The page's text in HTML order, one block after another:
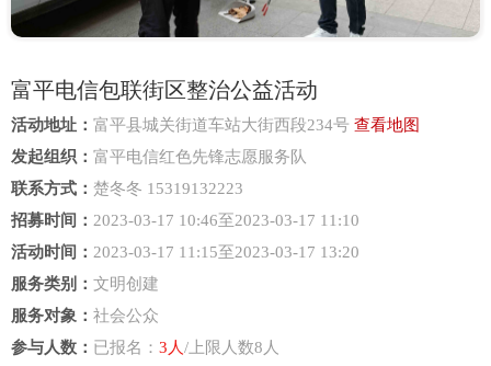
富平电信包联街区整治公益活动
活动地址： 富平县城关街道车站大街西段234号 查看地图
发起组织： 富平电信红色先锋志愿服务队
联系方式： 楚冬冬 15319132223
招募时间： 2023-03-17 10:46至2023-03-17 11:10
活动时间： 2023-03-17 11:15至2023-03-17 13:20
服务类别： 文明创建
服务对象： 社会公众
参与人数： 已报名： 3人/上限人数8人